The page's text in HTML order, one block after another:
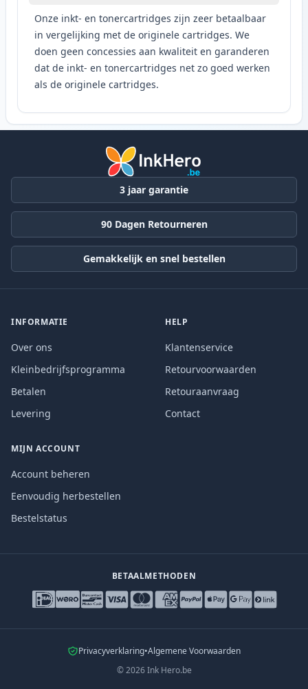
Onze inkt- en tonercartridges zijn zeer betaalbaar
in vergelijking met de originele cartridges. We
doen geen concessies aan kwaliteit en garanderen
dat de inkt- en tonercartridges net zo goed werken
als de originele cartridges.
3 jaar garantie
90 Dagen Retourneren
Gemakkelijk en snel bestellen
INFORMATIE
Over ons
Kleinbedrijfsprogramma
Betalen
Levering
HELP
Klantenservice
Retourvoorwaarden
Retouraanvraag
Contact
MIJN ACCOUNT
Account beheren
Eenvoudig herbestellen
Bestelstatus
BETAALMETHODEN
Privacyverklaring•Algemene Voorwaarden
©2026 Ink Hero.be